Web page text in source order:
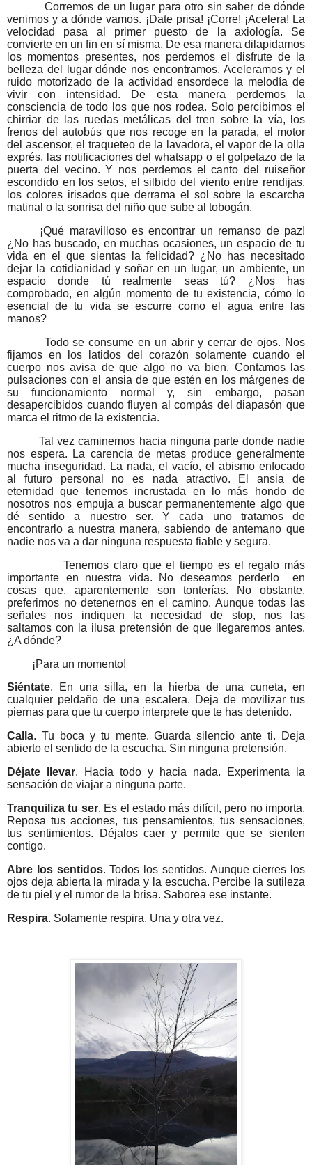
Corremos de un lugar para otro sin saber de dónde
venimos y a dónde vamos. ¡Date prisa! ¡Corre! ¡Acelera! La
velocidad pasa al primer puesto de la axiología. Se
convierte en un fin en sí misma. De esa manera dilapidamos
los momentos presentes, nos perdemos el disfrute de la
belleza del lugar dónde nos encontramos. Aceleramos y el
ruido motorizado de la actividad ensordece la melodía de
vivir con intensidad. De esta manera perdemos la
consciencia de todo los que nos rodea. Solo percibimos el
chirriar de las ruedas metálicas del tren sobre la vía, los
frenos del autobús que nos recoge en la parada, el motor
del ascensor, el traqueteo de la lavadora, el vapor de la olla
exprés, las notificaciones del whatsapp o el golpetazo de la
puerta del vecino. Y nos perdemos el canto del ruiseñor
escondido en los setos, el silbido del viento entre rendijas,
los colores irisados que derrama el sol sobre la escarcha
matinal o la sonrisa del niño que sube al tobogán.
¡Qué maravilloso es encontrar un remanso de paz!
¿No has buscado, en muchas ocasiones, un espacio de tu
vida en el que sientas la felicidad? ¿No has necesitado
dejar la cotidianidad y soñar en un lugar, un ambiente, un
espacio donde tú realmente seas tú? ¿Nos has
comprobado, en algún momento de tu existencia, cómo lo
esencial de tu vida se escurre como el agua entre las
manos?
Todo se consume en un abrir y cerrar de ojos. Nos
fijamos en los latidos del corazón solamente cuando el
cuerpo nos avisa de que algo no va bien. Contamos las
pulsaciones con el ansia de que estén en los márgenes de
su funcionamiento normal y, sin embargo, pasan
desapercibidos cuando fluyen al compás del diapasón que
marca el ritmo de la existencia.
Tal vez caminemos hacia ninguna parte donde nadie
nos espera. La carencia de metas produce generalmente
mucha inseguridad. La nada, el vacío, el abismo enfocado
al futuro personal no es nada atractivo. El ansia de
eternidad que tenemos incrustada en lo más hondo de
nosotros nos empuja a buscar permanentemente algo que
dé sentido a nuestro ser. Y cada uno tratamos de
encontrarlo a nuestra manera, sabiendo de antemano que
nadie nos va a dar ninguna respuesta fiable y segura.
Tenemos claro que el tiempo es el regalo más
importante en nuestra vida. No deseamos perderlo
en
cosas que, aparentemente son tonterías. No obstante,
preferimos no detenernos en el camino. Aunque todas las
señales nos indiquen la necesidad de stop, nos las
saltamos con la ilusa pretensión de que llegaremos antes.
¿A dónde?
¡Para un momento!
Siéntate. En una silla, en la hierba de una cuneta, en
cualquier peldaño de una escalera. Deja de movilizar tus
piernas para que tu cuerpo interprete que te has detenido.
Calla. Tu boca y tu mente. Guarda silencio ante ti. Deja
abierto el sentido de la escucha. Sin ninguna pretensión.
Déjate llevar. Hacia todo y hacia nada. Experimenta la
sensación de viajar a ninguna parte.
Tranquiliza tu ser. Es el estado más difícil, pero no importa.
Reposa tus acciones, tus pensamientos, tus sensaciones,
tus sentimientos. Déjalos caer y permite que se sienten
contigo.
Abre los sentidos. Todos los sentidos. Aunque cierres los
ojos deja abierta la mirada y la escucha. Percibe la sutileza
de tu piel y el rumor de la brisa. Saborea ese instante.
Respira. Solamente respira. Una y otra vez.